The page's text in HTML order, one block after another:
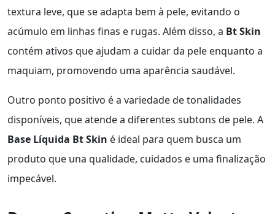
textura leve, que se adapta bem à pele, evitando o
acúmulo em linhas finas e rugas. Além disso, a Bt Skin
contém ativos que ajudam a cuidar da pele enquanto a
maquiam, promovendo uma aparência saudável.
Outro ponto positivo é a variedade de tonalidades
disponíveis, que atende a diferentes subtons de pele. A
Base Líquida Bt Skin é ideal para quem busca um
produto que una qualidade, cuidados e uma finalização
impecável.